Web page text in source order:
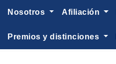
nosotros afiliación
premios y distinciones